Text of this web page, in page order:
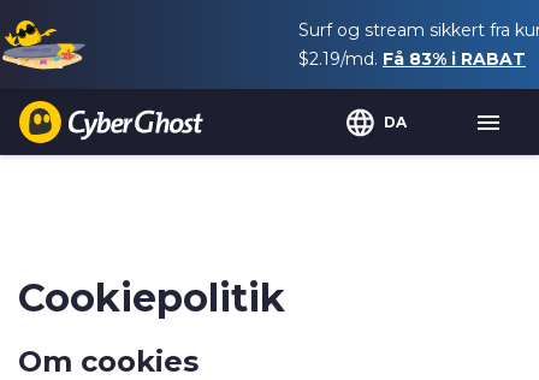
Surf og stream sikkert fra
$2.19/md. Få 83% i RABAT
DA
Cookiepolitik
Om cookies